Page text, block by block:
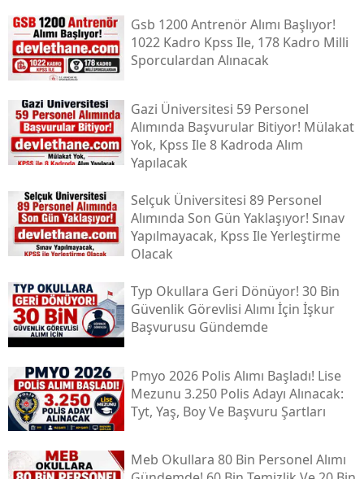
Gsb 1200 Antrenör Alımı Başlıyor!
1022 Kadro Kpss Ile, 178 Kadro Milli
Sporculardan Alınacak
Gazi Üniversitesi 59 Personel
Alımında Başvurular Bitiyor! Mülakat
Yok, Kpss Ile 8 Kadroda Alım
Yapılacak
Selçuk Üniversitesi 89 Personel
Alımında Son Gün Yaklaşıyor! Sınav
Yapılmayacak, Kpss Ile Yerleştirme
Olacak
Typ Okullara Geri Dönüyor! 30 Bin
Güvenlik Görevlisi Alımı İçin İşkur
Başvurusu Gündemde
Pmyo 2026 Polis Alımı Başladı! Lise
Mezunu 3.250 Polis Adayı Alınacak:
Tyt, Yaş, Boy Ve Başvuru Şartları
Meb Okullara 80 Bin Personel Alımı